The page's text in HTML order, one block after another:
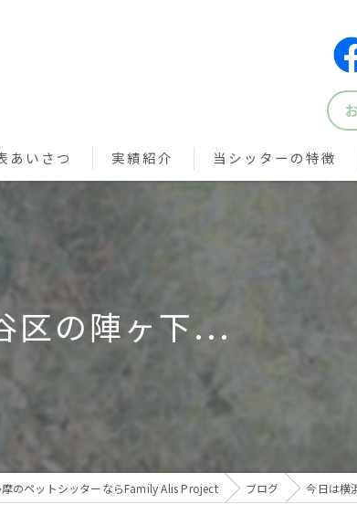
あいさつ 実績紹介 当シッターの特徴
ペットシッター
区の陣ヶ下...
摩のペットシッターならFamily Alis Project ブログ 今日は横